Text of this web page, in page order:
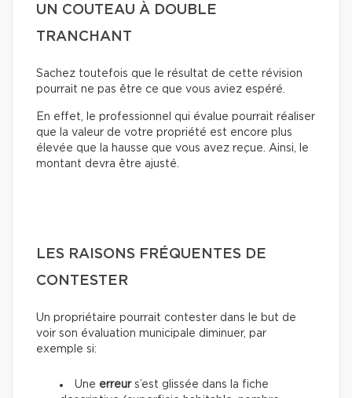
UN COUTEAU À DOUBLE
TRANCHANT
Sachez toutefois que le résultat de cette révision
pourrait ne pas être ce que vous aviez espéré.
En effet, le professionnel qui évalue pourrait réaliser
que la valeur de votre propriété est encore plus
élevée que la hausse que vous avez reçue. Ainsi, le
montant devra être ajusté.
LES RAISONS FRÉQUENTES DE
CONTESTER
Un propriétaire pourrait contester dans le but de
voir son évaluation municipale diminuer, par
exemple si:
Une erreur s’est glissée dans la fiche